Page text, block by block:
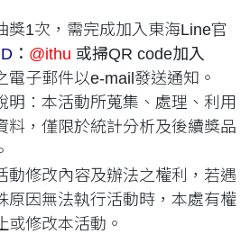
獎1次，需完成加入東海Line官
： @ithu 或掃QR code加入
電子郵件以e-mail發送通知。
明：本活動所蒐集、處理、利用
料，僅限於統計分析及後續獎品
動修改內容及辦法之權利，若遇
原因無法執行活動時，本處有權
或修改本活動。